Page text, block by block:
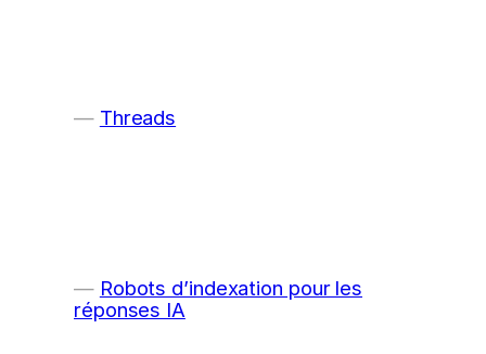
Threads
Robots d’indexation pour les
réponses IA